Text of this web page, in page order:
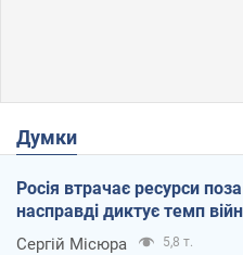
Думки
Росія втрачає ресурси
насправді диктує темп
Сергій Місюра 5,8 т.